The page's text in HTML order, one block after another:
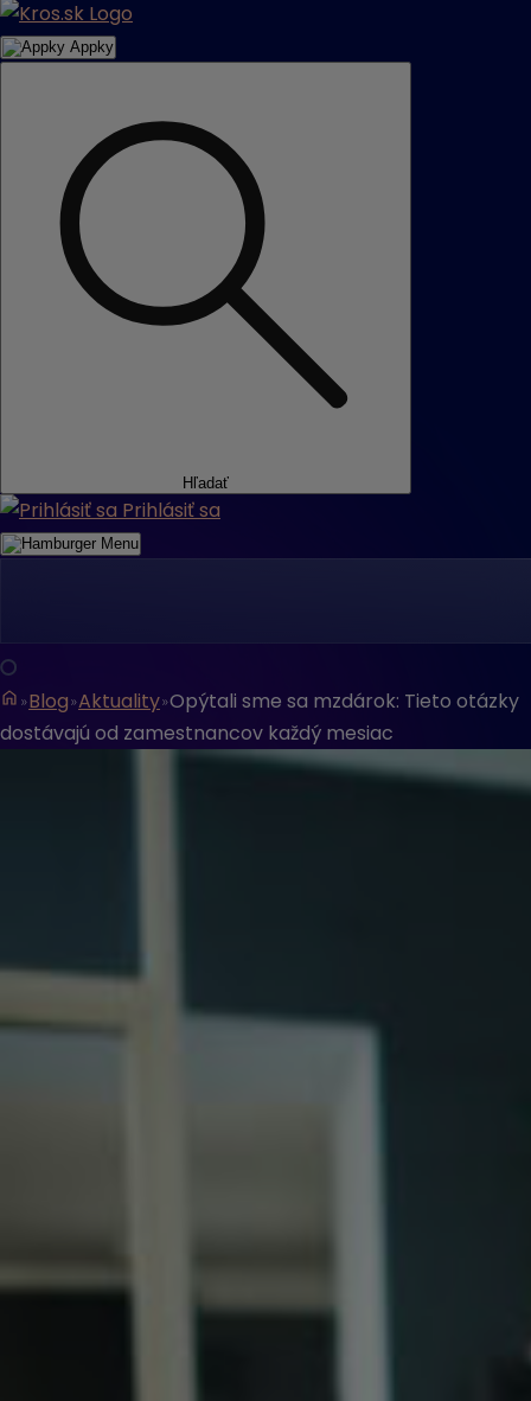
Appky
Hľadať
Prihlásiť sa
Menu
Blog Aktuality Opýtali sme sa mzdárok: Tieto otázky
dostávajú od zamestnancov každý mesiac